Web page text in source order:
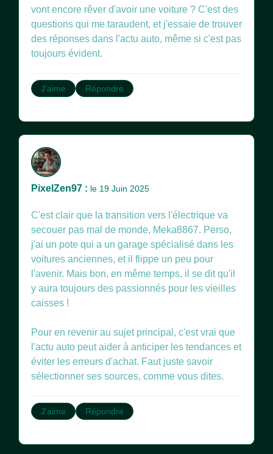
vont encore rêver d'avoir une voiture ? C'est des
questions qui me taraudent, et j'essaie de trouver
des réponses dans l'actu auto, même si c'est pas
toujours évident.
J'aime Répondre
PixelZen97 : le 19 Juin 2025
C'est clair que la transition vers l'électrique va
secouer pas mal de monde, Meka8867. Perso,
j'ai un pote qui a un garage spécialisé dans les
voitures anciennes, et il flippe un peu pour
l'avenir. Mais bon, en même temps, il se dit qu'il
y aura toujours des passionnés pour les vieilles
caisses !
Pour en revenir au sujet principal, c'est vrai que
l'actu auto peut aider à anticiper les tendances et
éviter les erreurs d'achat. Faut juste savoir
sélectionner ses sources, comme vous dites.
J'aime Répondre